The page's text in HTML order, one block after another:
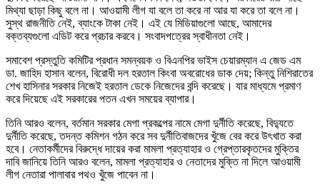
মিথ্যা ছাড়া কিছু বলে না। আওয়ামী লীগ যা বলে তা করে না আর যা করে তা বলে না।
সুস্থ রাজনীতি নেই, ব্যাংকে টাকা নেই। এই যে মিডিয়াগুলো আছে, আমাদের
বক্তব্যগুলো এডিট করে প্রচার করবে। সংবাদপত্রের স্বাধীনতা নেই।
সমাবেশ প্রস্তুতি কমিটির প্রধান সমন্বয়ক ও বিএনপির ভাইস চেয়ারম্যান এ জেড এম
ডা. জাহিদ হাসান বলেন, বিরোধী দল হরতাল কিংবা অবরোধের ডাক দেয়; কিন্তু নিশিরাতের
শেখ হাসিনার সরকার নিজেই হরতাল ডেকে নিজেদের বন্দি করেছে। যার মাধ্যমে প্রমাণ
করে দিয়েছে এই সরকারের পতন এখন সময়ের ব্যাপার।
তিনি আরও বলেন, বর্তমান সরকার মেগা প্রকল্পের নামে মেগা দুর্নীতি করেছে, বিদ্যুতে
দুর্নীতি করেছে, তদন্ত কমিশন গঠন করে সব দুর্নীতিবাজদের খুঁজে বের করে উৎখাত করা
হবে। নেতাকর্মীদের বিরুদ্ধে দায়ের করা মামলা প্রত্যাহার ও গ্রেপ্তারকৃতদের মুক্তির
দাবি জানিয়ে তিনি আরও বলেন, মামলা প্রত্যাহার ও নেতাদের মুক্তি না দিলে আওয়ামী
লীগ নেতারা পালাবার পথও খুঁজে পাবেন না।